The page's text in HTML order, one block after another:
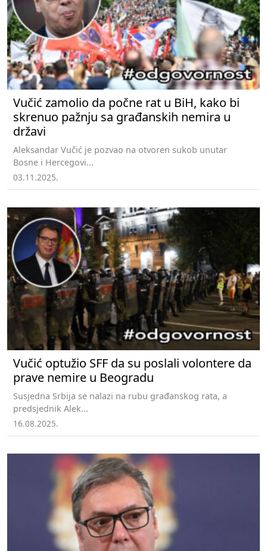
Vučić zamolio da počne rat u BiH, kako bi
skrenuo pažnju sa građanskih nemira u
državi
Aleksandar Vučić je pozvao na otvoren sukob unutar
Bosne i Hercegovi...
03.11.2025.
Vučić optužio SFF da su poslali volontere da
prave nemire u Beogradu
Susjedna Srbija se nalazi na rubu građanskog rata, a
predsjednik Alek...
16.08.2025.